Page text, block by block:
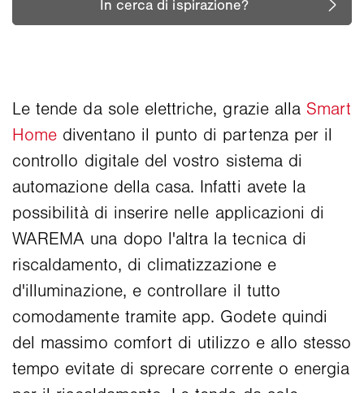
Le tende da sole elettriche, grazie alla Smart
Home diventano il punto di partenza per il
controllo digitale del vostro sistema di
automazione della casa. Infatti avete la
possibilità di inserire nelle applicazioni di
WAREMA una dopo l'altra la tecnica di
riscaldamento, di climatizzazione e
d'illuminazione, e controllare il tutto
comodamente tramite app. Godete quindi
del massimo comfort di utilizzo e allo stesso
tempo evitate di sprecare corrente o energia